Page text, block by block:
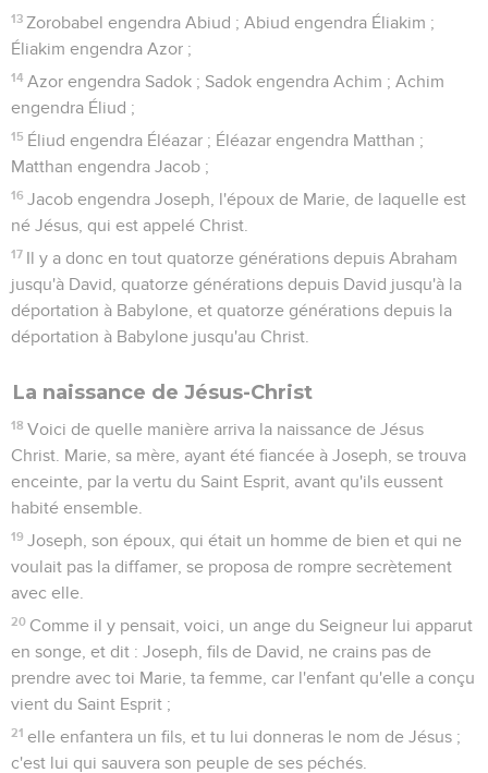
13 Zorobabel engendra Abiud ; Abiud engendra Éliakim ;
Éliakim engendra Azor ;
14 Azor engendra Sadok ; Sadok engendra Achim ; Achim
engendra Éliud ;
15 Éliud engendra Éléazar ; Éléazar engendra Matthan ;
Matthan engendra Jacob ;
16 Jacob engendra Joseph, l'époux de Marie, de laquelle est
né Jésus, qui est appelé Christ.
17 Il y a donc en tout quatorze générations depuis Abraham
jusqu'à David, quatorze générations depuis David jusqu'à la
déportation à Babylone, et quatorze générations depuis la
déportation à Babylone jusqu'au Christ.
La naissance de Jésus-Christ
18 Voici de quelle manière arriva la naissance de Jésus
Christ. Marie, sa mère, ayant été fiancée à Joseph, se trouva
enceinte, par la vertu du Saint Esprit, avant qu'ils eussent
habité ensemble.
19 Joseph, son époux, qui était un homme de bien et qui ne
voulait pas la diffamer, se proposa de rompre secrètement
avec elle.
20 Comme il y pensait, voici, un ange du Seigneur lui apparut
en songe, et dit : Joseph, fils de David, ne crains pas de
prendre avec toi Marie, ta femme, car l'enfant qu'elle a conçu
vient du Saint Esprit ;
21 elle enfantera un fils, et tu lui donneras le nom de Jésus ;
c'est lui qui sauvera son peuple de ses péchés.